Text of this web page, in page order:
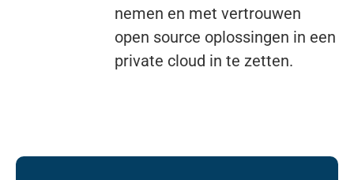
nemen en met vertrouwen
open source oplossingen in een
private cloud in te zetten.